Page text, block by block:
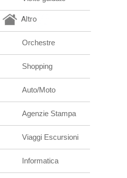
Altro
Orchestre
Shopping
Auto/Moto
Agenzie Stampa
Viaggi Escursioni
Informatica